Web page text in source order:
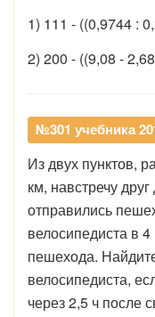
1) 111 - ((0,9744 :
2) 200 - ((9,08 -
№301 учебника
Из двух пунктов,
км, навстречу
отправились
велосипедиста в
пешехода.
велосипедиста,
через 2,5 ч после